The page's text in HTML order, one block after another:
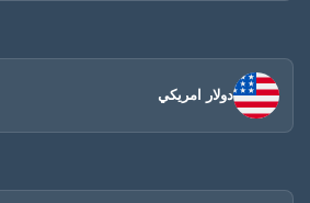
دولار امريكي